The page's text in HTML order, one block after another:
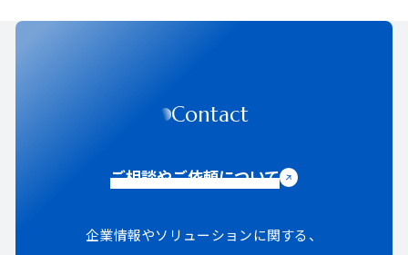
Contact
ご相談やご依頼について
企業情報やソリューションに関する、